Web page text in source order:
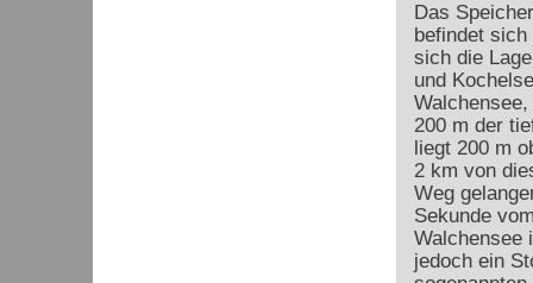
Das
befindet
sich die
und
200 m der
liegt 200 m
2 km von
Weg
Sekunde
Walchensee
jedoch ein